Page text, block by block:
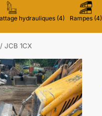
hydrauliques (4) Rampes (4)
/JCB 1CX